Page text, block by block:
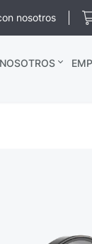
nosotros